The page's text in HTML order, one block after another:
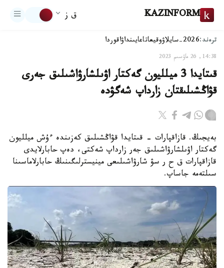
KAZINFORM ق ز
ترەند:2026-سايلاۋ وقيعاتاعايىنداۋاقوردا
14:38, 26 ماۋسىم 2023
قىتايدا 3 ميلليون گەكتار اۋىلشارۋاشىلىق جەرى
قۋاڭشىلىقتان زارداپ شەگۋدە
بەيجىڭ. قازاقپارات - قىتايدا قۋاڭشىلىق كەزىندە ءۇش ميلليون
گەكتار اۋىلشارۋاشىلىق جەر زارداپ شەكتى، دەپ حابارلايدى
قازاقپارات ق ح ر سۋ شارۋاشىلىعى مينيسترلىگىنىڭ حابارلاماسىنا
سىلتەمە جاساپ.